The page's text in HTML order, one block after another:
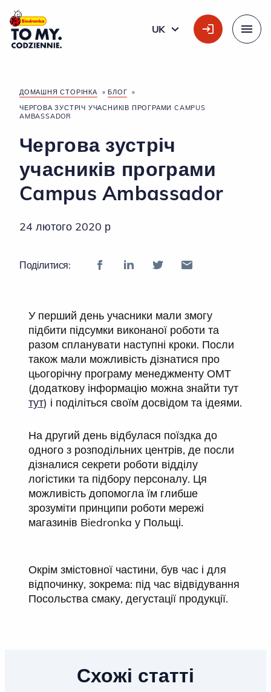
Головний логотип
UK
УКРАЇНСЬКА
ДОМАШНЯ СТОРІНКА » БЛОГ »
ЧЕРГОВА ЗУСТРІЧ УЧАСНИКІВ ПРОГРАМИ CAMPUS
AMBASSADOR
Чергова зустріч
учасників програми
Campus Ambassador
24 лютого 2020 р
Поділитися:
У перший день учасники мали змогу
підбити підсумки виконаної роботи та
разом спланувати наступні кроки. Посли
також мали можливість дізнатися про
цьогорічну програму менеджменту ОМТ
(додаткову інформацію можна знайти тут
тут) і поділіться своїм досвідом та ідеями.
На другий день відбулася поїздка до
одного з розподільних центрів, де посли
дізналися секрети роботи відділу
логістики та підбору персоналу. Ця
можливість допомогла їм глибше
зрозуміти принципи роботи мережі
магазинів Biedronka у Польщі.
Окрім змістовної частини, був час і для
відпочинку, зокрема: під час відвідування
Посольства смаку, дегустації продукції.
Схожі статті